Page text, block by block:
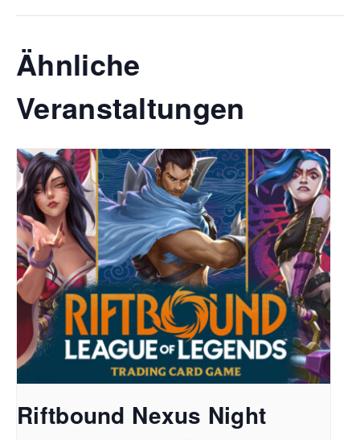
Ähnliche
Veranstaltungen
Riftbound Nexus Night